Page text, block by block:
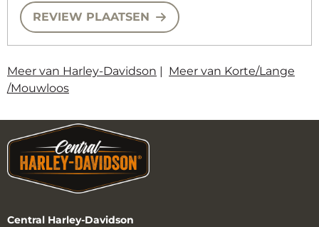
REVIEW PLAATSEN
Meer van Harley-Davidson | Meer van Korte/Lange
/Mouwloos
Central Harley-Davidson